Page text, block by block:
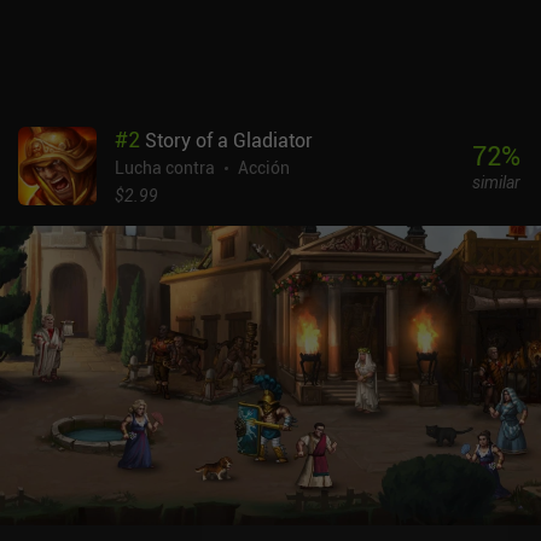
la historia y redescubrir el excepcional sistema de combate de
Shadow Fight 2 hicieron que la experiencia fuera realmente
agradable.
#2 Story of a Gladiator
Lucha contra
Acción
$2.99
72%
similar